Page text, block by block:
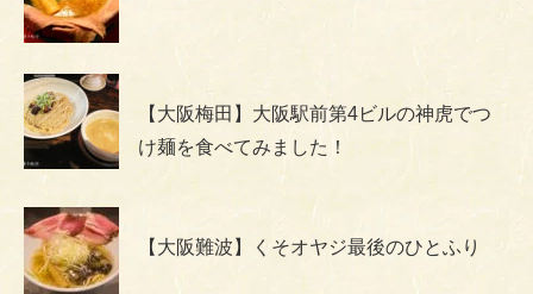
【大阪梅田】大阪駅前第4ビルの神虎でつ
け麺を食べてみました！
【大阪難波】くそオヤジ最後のひとふり